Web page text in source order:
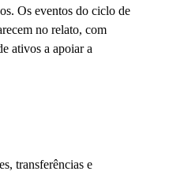
Os eventos do ciclo de
no relato, com
ativos a apoiar a
transferências e